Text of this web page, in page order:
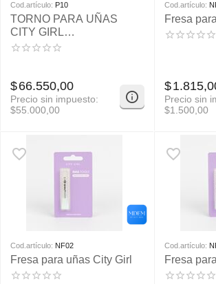
Cod.artículo: P10
TORNO PARA UÑAS
CITY GIRL
25WATTS/35000RPM
$66.550,00
Precio sin impuesto:
$55.000,00
Cod.artículo:
Fresa
$
Precio sin
$1.500,00
Cod.artículo: NF02
Fresa para uñas City Girl
Cod.artículo:
Fresa